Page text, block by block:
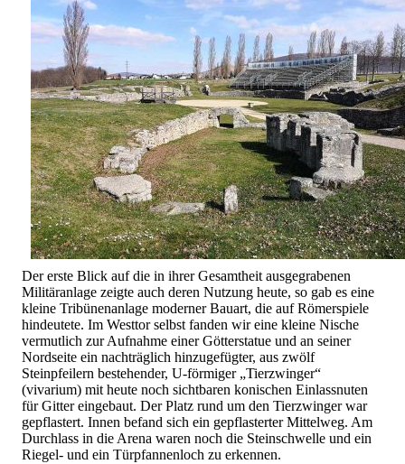
Der erste Blick auf die in ihrer Gesamtheit ausgegrabenen
Militäranlage zeigte auch deren Nutzung heute, so gab es eine
kleine Tribünenanlage moderner Bauart, die auf Römerspiele
hindeutete. Im Westtor selbst fanden wir eine kleine Nische
vermutlich zur Aufnahme einer Götterstatue und an seiner
Nordseite ein nachträglich hinzugefügter, aus zwölf
Steinpfeilern bestehender, U-förmiger „Tierzwinger“
(vivarium) mit heute noch sichtbaren konischen Einlassnuten
für Gitter eingebaut. Der Platz rund um den Tierzwinger war
gepflastert. Innen befand sich ein gepflasterter Mittelweg. Am
Durchlass in die Arena waren noch die Steinschwelle und ein
Riegel- und ein Türpfannenloch zu erkennen.